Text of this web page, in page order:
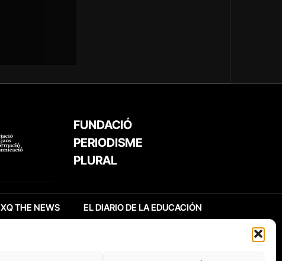
FUNDACIÓ
PERIODISME
PLURAL
XQ THE NEWS EL DIARIO DE LA EDUCACIÓN